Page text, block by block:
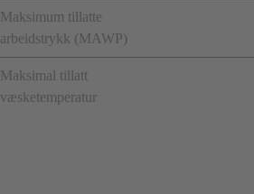
Maksimum tillatte
arbeidstrykk (MAWP)
Maksimal tillatt
væsketemperatur